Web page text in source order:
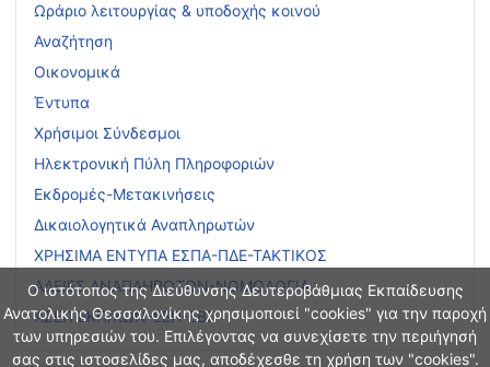
Ο ιστότοπος της Διεύθυνσης Δευτεροβάθμιας Εκπαίδευσης
Ανατολικής Θεσσαλονίκης χρησιμοποιεί "cookies" για την παροχή
των υπηρεσιών του. Επιλέγοντας να συνεχίσετε την περιήγησή
σας στις ιστοσελίδες μας, αποδέχεσθε τη χρήση των "cookies".
Ωράριο λειτουργίας & υποδοχής κοινού
Αναζήτηση
Οικονομικά
Έντυπα
Χρήσιμοι Σύνδεσμοι
Ηλεκτρονική Πύλη Πληροφοριών
Εκδρομές-Μετακινήσεις
Δικαιολογητικά Αναπληρωτών
ΧΡΗΣΙΜΑ ΕΝΤΥΠΑ ΕΣΠΑ-ΠΔΕ-ΤΑΚΤΙΚΟΣ
ΑΔΕΙΕΣ ΑΝΑΠΛΗΡΩΤΩΝ-ΝΟΜΟΛΟΓΙΑ
ΑΣΕΠ ΕΚΠ/ΚΩΝ-ΕΕΠ-ΕΒΠ